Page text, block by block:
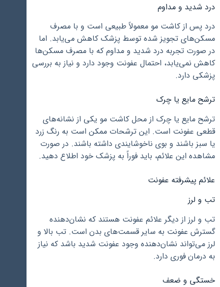
درد شدید و مداوم
درد پس از کاشت مو معمولاً طبیعی است و با مصرف
مسکن‌های تجویز شده توسط پزشک کاهش می‌یابد. اما
در صورت تجربه درد شدید و مداوم که با مصرف مسکن‌ها
کاهش نمی‌یابد، احتمال عفونت وجود دارد و نیاز به بررسی
پزشکی دارد.
ترشح مایع یا چرک
ترشح مایع یا چرک از محل کاشت مو یکی از نشانه‌های
قطعی عفونت است. این ترشحات ممکن است به رنگ زرد
یا سبز باشند و بوی ناخوشایندی داشته باشند. در صورت
مشاهده این علائم، باید فوراً به پزشک خود اطلاع دهید.
علائم پیشرفته عفونت
تب و لرز
تب و لرز از دیگر علائم عفونت هستند که نشان‌دهنده
گسترش عفونت به سایر قسمت‌های بدن است. تب بالا و
لرز می‌تواند نشان‌دهنده وجود عفونت شدید باشد که نیاز
به درمان فوری دارد.
خستگی و ضعف